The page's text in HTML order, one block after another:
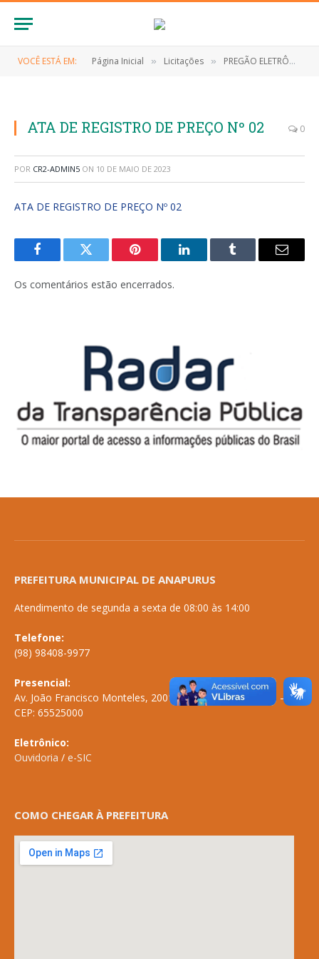
VOCÊ ESTÁ EM: Página Inicial » Licitações » PREGÃO ELETRÔNICO Nº 039/2022 (REGISTRO DE PREÇOS CONTRATAÇÃO DE EMPRESA PARA AQUISIÇÃO DE GÊNEROS ALIMENTÍCIOS)
ATA DE REGISTRO DE PREÇO Nº 02 0
POR CR2-ADMIN5 ON 10 DE MAIO DE 2023
ATA DE REGISTRO DE PREÇO Nº 02
FacebookTwitter Pinterest LinkedInTumblr
E-
Os comentários estão encerrados.
PREFEITURA MUNICIPAL DE ANAPURUS
Atendimento de segunda a sexta de 08:00 às 14:00
Telefone:
(98) 98408-9977
Presencial:
Av. João Francisco Monteles, 2001 \ Centro \ ANAPURUS – MA
CEP: 65525000
Eletrônico:
Ouvidoria / e-SIC
COMO CHEGAR À PREFEITURA